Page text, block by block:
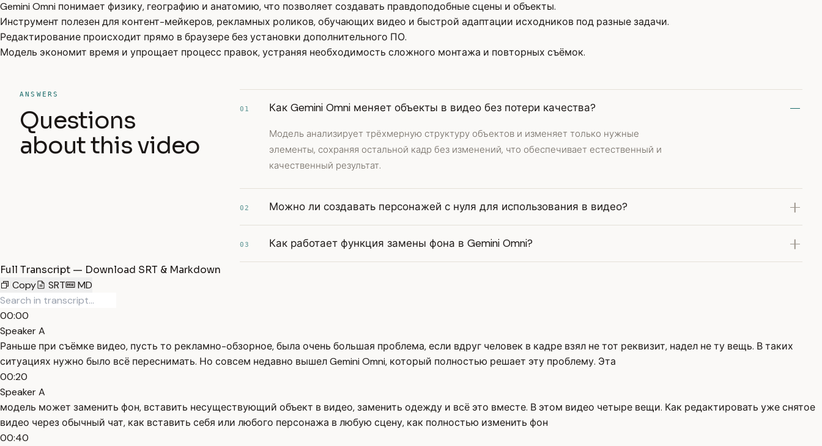
Gemini Omni понимает физику, географию и анатомию, что позволяет создавать правдоподобные сцены и объекты.
Инструмент полезен для контент-мейкеров, рекламных роликов, обучающих видео и быстрой адаптации исходников под разные задачи.
Редактирование происходит прямо в браузере без установки дополнительного ПО.
Модель экономит время и упрощает процесс правок, устраняя необходимость сложного монтажа и повторных съёмок.
ANSWERS
Questions
about this video
01 Как Gemini Omni меняет объекты в видео без потери качества?
Модель анализирует трёхмерную структуру объектов и изменяет только нужные
элементы, сохраняя остальной кадр без изменений, что обеспечивает естественный и
качественный результат.
02 Можно ли создавать персонажей с нуля для использования в видео?
03 Как работает функция замены фона в Gemini Omni?
Full Transcript — Download SRT & Markdown
Copy
SRT MD
00:00
Speaker A
Раньше при съёмке видео, пусть то рекламно-обзорное, была очень большая проблема, если вдруг человек в кадре взял не тот реквизит, надел не ту вещь. В таких
ситуациях нужно было всё переснимать. Но совсем недавно вышел Gemini Omni, который полностью решает эту проблему. Эта
00:20
Speaker A
модель может заменить фон, вставить несуществующий объект в видео, заменить одежду и всё это вместе. В этом видео четыре вещи. Как редактировать уже снятое
видео через обычный чат, как вставить себя или любого персонажа в любую сцену, как полностью изменить фон
00:40